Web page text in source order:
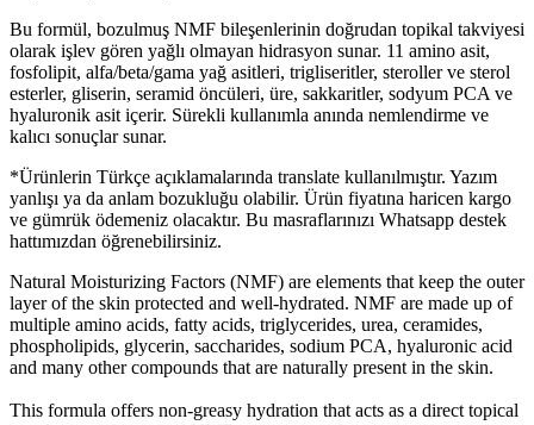
Bu formül, bozulmuş NMF bileşenlerinin doğrudan topikal takviyesi
olarak işlev gören yağlı olmayan hidrasyon sunar. 11 amino asit,
fosfolipit, alfa/beta/gama yağ asitleri, trigliseritler, steroller ve sterol
esterler, gliserin, seramid öncüleri, üre, sakkaritler, sodyum PCA ve
hyaluronik asit içerir. Sürekli kullanımla anında nemlendirme ve
kalıcı sonuçlar sunar.
*Ürünlerin Türkçe açıklamalarında translate kullanılmıştır. Yazım
yanlışı ya da anlam bozukluğu olabilir. Ürün fiyatına haricen kargo
ve gümrük ödemeniz olacaktır. Bu masraflarınızı Whatsapp destek
hattımızdan öğrenebilirsiniz.
Natural Moisturizing Factors (NMF) are elements that keep the outer
layer of the skin protected and well-hydrated. NMF are made up of
multiple amino acids, fatty acids, triglycerides, urea, ceramides,
phospholipids, glycerin, saccharides, sodium PCA, hyaluronic acid
and many other compounds that are naturally present in the skin.
This formula offers non-greasy hydration that acts as a direct topical